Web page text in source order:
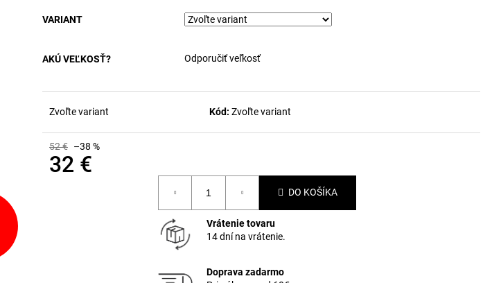
VARIANT
AKÚ VEĽKOSŤ? Odporučiť veľkosť
Zvoľte variant Kód: Zvoľte variant
52 € –38 %
32 €
DO KOŠÍKA
Vrátenie tovaru
14 dní na vrátenie.
Doprava zadarmo